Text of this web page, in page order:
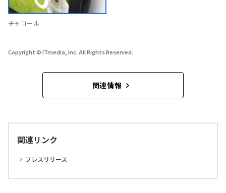
チャコール
Copyright © ITmedia, Inc. All Rights Reserved.
関連情報
関連リンク
プレスリリース